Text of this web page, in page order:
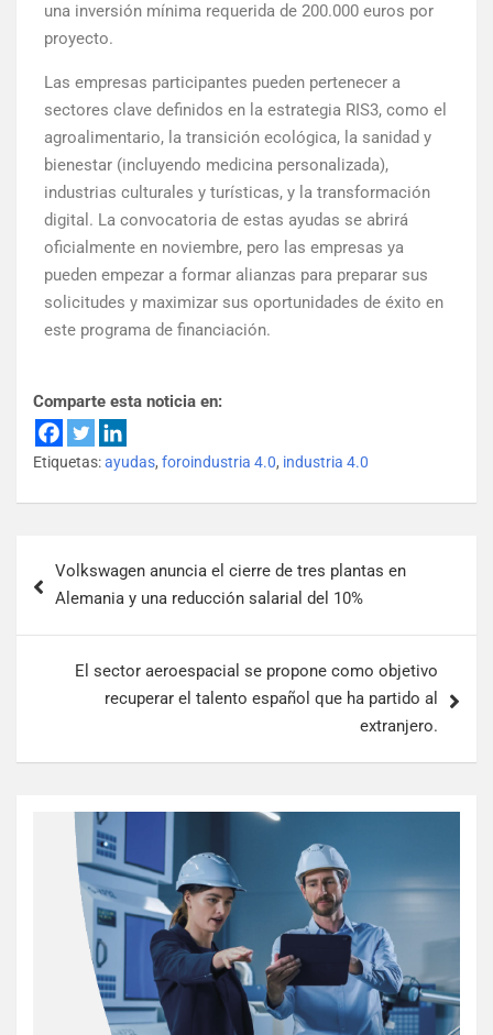
una inversión mínima requerida de 200.000 euros por
proyecto.
Las empresas participantes pueden pertenecer a
sectores clave definidos en la estrategia RIS3, como el
agroalimentario, la transición ecológica, la sanidad y
bienestar (incluyendo medicina personalizada),
industrias culturales y turísticas, y la transformación
digital. La convocatoria de estas ayudas se abrirá
oficialmente en noviembre, pero las empresas ya
pueden empezar a formar alianzas para preparar sus
solicitudes y maximizar sus oportunidades de éxito en
este programa de financiación.
Comparte esta noticia en:
Etiquetas:ayudas, foroindustria 4.0, industria 4.0
Volkswagen anuncia el cierre de tres plantas en
Alemania y una reducción salarial del 10%
El sector aeroespacial se propone como objetivo
recuperar el talento español que ha partido al
extranjero.